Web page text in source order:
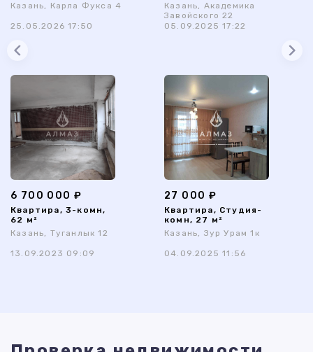
Казань, Карла Фукса 4
25.05.2026 17:50
Казань, Академика
Завойского 22
05.09.2025 17:22
6 700 000 ₽
Квартира, 3-комн,
62 м²
Казань, Туганлык 12
13.09.2023 09:09
27 000 ₽
Квартира, Студия-
комн, 27 м²
Казань, Зур Урам 1к
04.09.2025 11:56